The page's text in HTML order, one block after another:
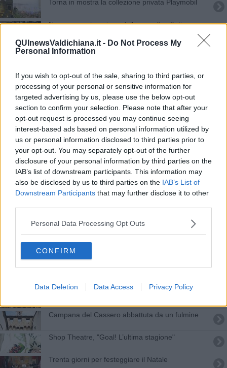
QUInewsValdichiana.it - Do Not Process My
Personal Information
If you wish to opt-out of the sale, sharing to third parties, or
processing of your personal or sensitive information for
targeted advertising by us, please use the below opt-out
section to confirm your selection. Please note that after your
opt-out request is processed you may continue seeing
interest-based ads based on personal information utilized by
us or personal information disclosed to third parties prior to
your opt-out. You may separately opt-out of the further
disclosure of your personal information by third parties on the
IAB’s list of downstream participants. This information may
also be disclosed by us to third parties on the IAB’s List of
Downstream Participants that may further disclose it to other
Personal Data Processing Opt Outs
CONFIRM
Data Deletion Data Access Privacy Policy
Torna in mostra la collezione privata Playmobil
Nuova organizzazione della raccolta rifiuti
Aperta un’area interamente dedicata ai cani
I servizi del Comune si pagano sul web
Asta pro terremotati all'insegna dell'oro verde
Cordoglio per la morte di Roberto Ciofini
Defibrillatori in punti chiave per il 1°Maggio
Ricordo del 70° anniversario della Liberazione
Jude Law turista a Montepulciano
Contrade aperte per ‘Calici di stelle’
Il Bruscello itinerante con 'La Gaia Mugnaia"
‘No al servizio bus turistici nel centro storico’
Campana del Cassero abbattuta da un fulmine
Shop Theatre, "Goal! L’ultima stagione"
Trenta giorni per festeggiare il Natale